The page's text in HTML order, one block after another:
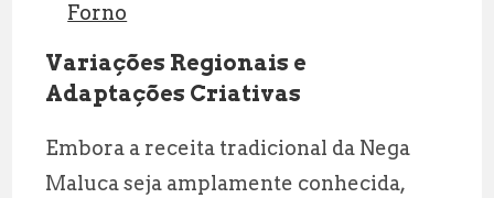
Forno
Variações Regionais e
Adaptações Criativas
Embora a receita tradicional da Nega
Maluca seja amplamente conhecida,